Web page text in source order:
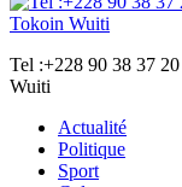
Tel :+228 90 38 37
Wuiti
Actualité
Politique
Sport